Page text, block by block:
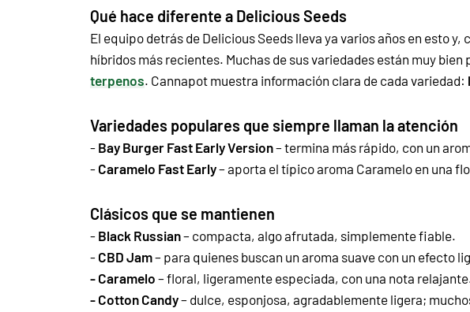
Qué hace diferente a Delicious Seeds
El equipo detrás de Delicious Seeds lleva ya varios años en esto
híbridos más recientes. Muchas de sus variedades están muy
terpenos. Cannapot muestra información clara de cada variedad:
Variedades populares que siempre llaman la atención
- Bay Burger Fast Early Version– termina más rápido, con un
- Caramelo Fast Early– aporta el típico aroma Caramelo en una
Clásicos que se mantienen
- Black Russian– compacta, algo afrutada, simplemente fiable.
- CBD Jam– para quienes buscan un aroma suave con un efecto
- Caramelo – floral, ligeramente especiada, con una nota
- Cotton Candy– dulce, esponjosa, agradablemente ligera;